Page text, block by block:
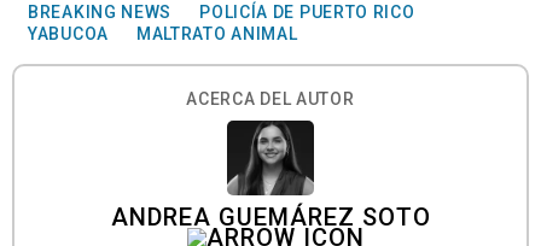
BREAKING NEWS
POLICÍA DE PUERTO RICO
YABUCOA
MALTRATO ANIMAL
ACERCA DEL AUTOR
ANDREA GUEMÁREZ SOTO